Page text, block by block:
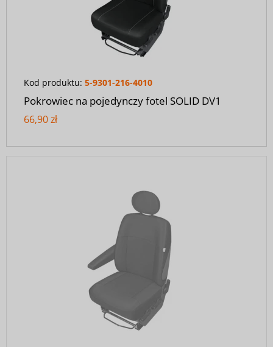
Kod produktu: 5-9301-216-4010
Pokrowiec na pojedynczy fotel SOLID DV1
66,90 zł